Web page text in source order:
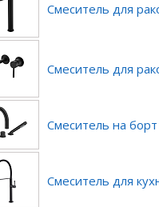
Смеситель для
Смеситель для
Смеситель на
Смеситель для